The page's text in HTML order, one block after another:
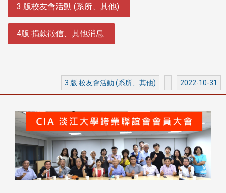
3 版校友會活動 (系所、其他)
4版 捐款徵信、其他消息
3 版 校友會活動 (系所、其他) 2022-10-31